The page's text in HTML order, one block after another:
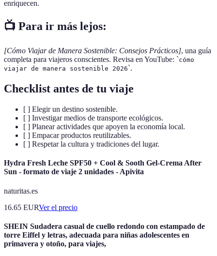
enriquecen.
📺 Para ir más lejos:
[Cómo Viajar de Manera Sostenible: Consejos Prácticos], una guía
completa para viajeros conscientes. Revisa en YouTube: `cómo
viajar de manera sostenible 2026`.
Checklist antes de tu viaje
[ ] Elegir un destino sostenible.
[ ] Investigar medios de transporte ecológicos.
[ ] Planear actividades que apoyen la economía local.
[ ] Empacar productos reutilizables.
[ ] Respetar la cultura y tradiciones del lugar.
Hydra Fresh Leche SPF50 + Cool & Sooth Gel-Crema After
Sun - formato de viaje 2 unidades - Apivita
naturitas.es
16.65 EURVer el precio
SHEIN Sudadera casual de cuello redondo con estampado de
torre Eiffel y letras, adecuada para niñas adolescentes en
primavera y otoño, para viajes,